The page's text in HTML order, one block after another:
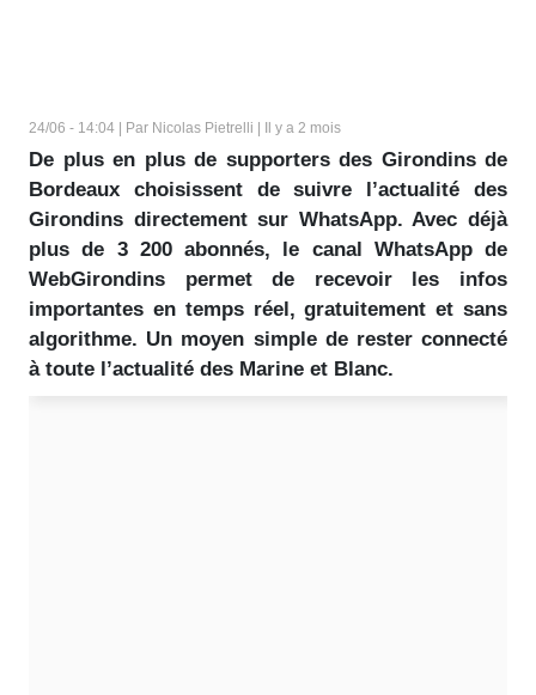
24/06 - 14:04 | Par Nicolas Pietrelli | Il y a 2 mois
De plus en plus de supporters des Girondins de
Bordeaux choisissent de suivre l’actualité des
Girondins directement sur WhatsApp. Avec déjà
plus de 3 200 abonnés, le canal WhatsApp de
WebGirondins permet de recevoir les infos
importantes en temps réel, gratuitement et sans
algorithme. Un moyen simple de rester connecté
à toute l’actualité des Marine et Blanc.